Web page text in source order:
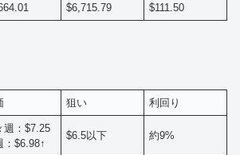
$6,715.79 $111.50
狙い 利回り
週：$7.25
：$6.98↑
$6.5以下 約9%